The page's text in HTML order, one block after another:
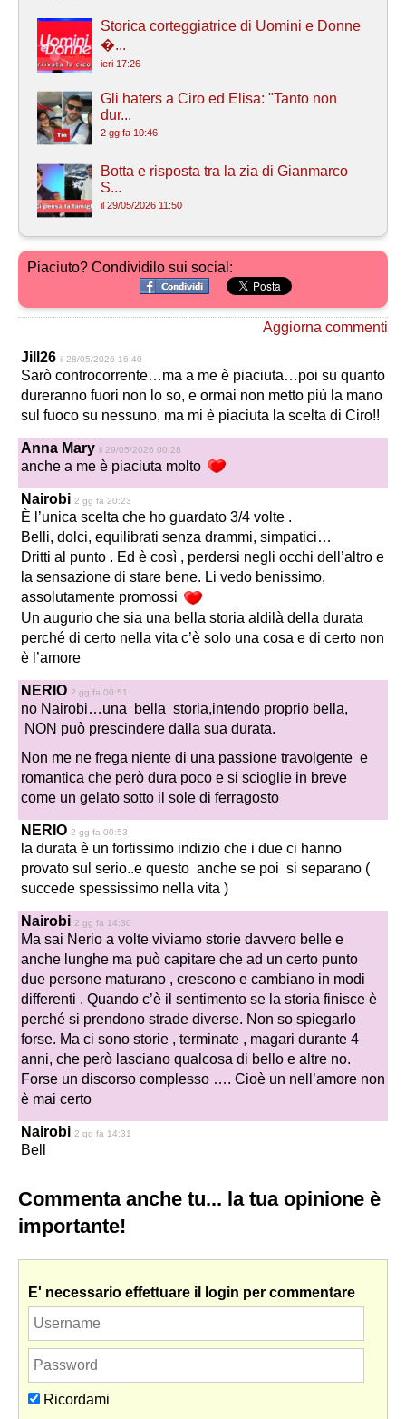
Storica corteggiatrice di Uomini e Donne
�...
ieri 17:26
Gli haters a Ciro ed Elisa: "Tanto non
dur...
2 gg fa 10:46
Botta e risposta tra la zia di Gianmarco
S...
il 29/05/2026 11:50
Piaciuto? Condividilo sui social:
Aggiorna commenti
Jill26 il 28/05/2026 16:40
Sarò controcorrente…ma a me è piaciuta…poi su quanto
dureranno fuori non lo so, e ormai non metto più la mano
sul fuoco su nessuno, ma mi è piaciuta la scelta di Ciro!!
Anna Mary il 29/05/2026 00:28
anche a me è piaciuta molto
Nairobi 2 gg fa 20:23
È l’unica scelta che ho guardato 3/4 volte .
Belli, dolci, equilibrati senza drammi, simpatici…
Dritti al punto . Ed è così , perdersi negli occhi dell’altro e
la sensazione di stare bene. Li vedo benissimo,
assolutamente promossi
Un augurio che sia una bella storia aldilà della durata
perché di certo nella vita c’è solo una cosa e di certo non
è l’amore
NERIO 2 gg fa 00:51
no Nairobi…una bella storia,intendo proprio bella,
NON può prescindere dalla sua durata.
Non me ne frega niente di una passione travolgente e
romantica che però dura poco e si scioglie in breve
come un gelato sotto il sole di ferragosto
NERIO 2 gg fa 00:53
la durata è un fortissimo indizio che i due ci hanno
provato sul serio..e questo anche se poi si separano (
succede spessissimo nella vita )
Nairobi 2 gg fa 14:30
Ma sai Nerio a volte viviamo storie davvero belle e
anche lunghe ma può capitare che ad un certo punto
due persone maturano , crescono e cambiano in modi
differenti . Quando c’è il sentimento se la storia finisce è
perché si prendono strade diverse. Non so spiegarlo
forse. Ma ci sono storie , terminate , magari durante 4
anni, che però lasciano qualcosa di bello e altre no.
Forse un discorso complesso …. Cioè un nell’amore non
è mai certo
Nairobi 2 gg fa 14:31
Bell
Commenta anche tu... la tua opinione è
importante!
E' necessario effettuare il login per commentare
Ricordami